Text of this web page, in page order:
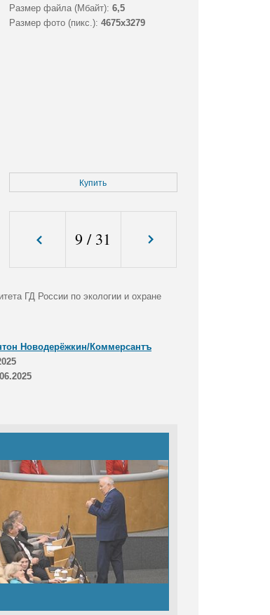
Размер файла (Мбайт): 6,5
Размер фото (пикс.): 4675x3279
Купить
9 / 31
ГД России по экологии и охране
Новодерёжкин/Коммерсантъ